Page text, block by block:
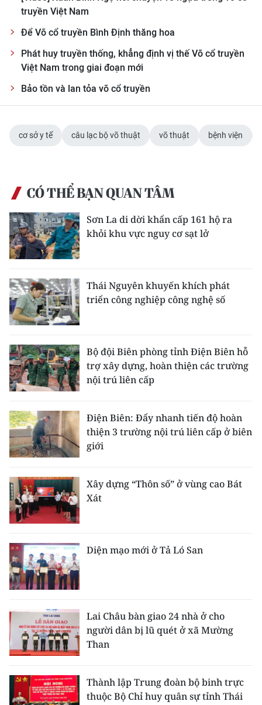
truyền Việt Nam
Để Võ cổ truyền Bình Định thăng hoa
Phát huy truyền thống, khẳng định vị thế Võ cổ truyền
Việt Nam trong giai đoạn mới
Bảo tồn và lan tỏa võ cổ truyền
cơ sở y tế câu lạc bộ võ thuật võ thuật bệnh viện
CÓ THỂ BẠN QUAN TÂM
Sơn La di dời khẩn cấp 161 hộ ra
khỏi khu vực nguy cơ sạt lở
Thái Nguyên khuyến khích phát
triển công nghiệp công nghệ số
Bộ đội Biên phòng tỉnh Điện Biên hỗ
trợ xây dựng, hoàn thiện các trường
nội trú liên cấp
Điện Biên: Đẩy nhanh tiến độ hoàn
thiện 3 trường nội trú liên cấp ở biên
giới
Xây dựng “Thôn số” ở vùng cao Bát
Xát
Diện mạo mới ở Tả Ló San
Lai Châu bàn giao 24 nhà ở cho
người dân bị lũ quét ở xã Mường
Than
Thành lập Trung đoàn bộ binh trực
thuộc Bộ Chỉ huy quân sự tỉnh Thái